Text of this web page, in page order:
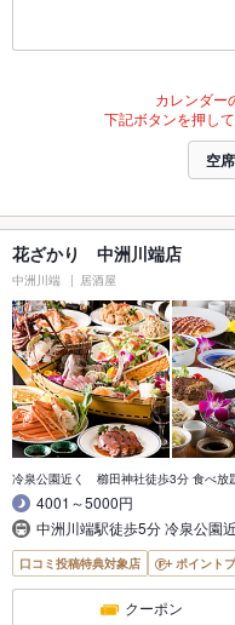
カレンダー
下記ボタンを押し
空
花ざかり 中洲川端店
中洲川端 居酒屋
冷泉公園近く 櫛田神社徒歩3分 食べ放
4001～5000円
中洲川端駅徒歩5分 冷泉公園
口コミ投稿特典対象店 ポイント
クーポン